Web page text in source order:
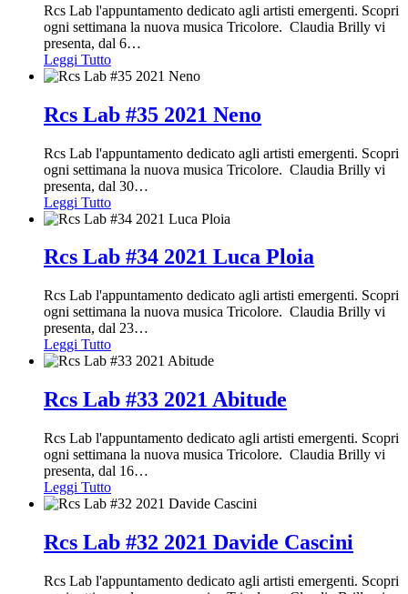
Rcs Lab l'appuntamento dedicato agli artisti emergenti. Scopri
ogni settimana la nuova musica Tricolore. Claudia Brilly vi
presenta, dal 6…
Leggi Tutto
Rcs Lab #35 2021 Neno
Rcs Lab l'appuntamento dedicato agli artisti emergenti. Scopri
ogni settimana la nuova musica Tricolore. Claudia Brilly vi
presenta, dal 30…
Leggi Tutto
Rcs Lab #34 2021 Luca Ploia
Rcs Lab l'appuntamento dedicato agli artisti emergenti. Scopri
ogni settimana la nuova musica Tricolore. Claudia Brilly vi
presenta, dal 23…
Leggi Tutto
Rcs Lab #33 2021 Abitude
Rcs Lab l'appuntamento dedicato agli artisti emergenti. Scopri
ogni settimana la nuova musica Tricolore. Claudia Brilly vi
presenta, dal 16…
Leggi Tutto
Rcs Lab #32 2021 Davide Cascini
Rcs Lab l'appuntamento dedicato agli artisti emergenti. Scopri